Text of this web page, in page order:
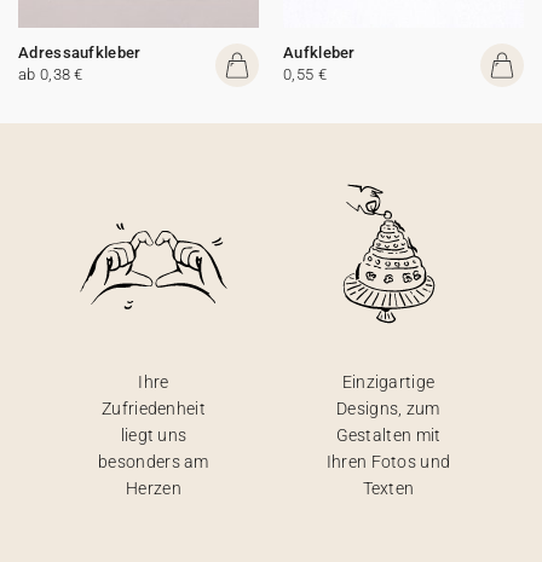
Adressaufkleber
ab 0,38 €
Aufkleber
0,55 €
Ihre
Zufriedenheit
liegt uns
besonders am
Herzen
Einzigartige
Designs, zum
Gestalten mit
Ihren Fotos und
Texten